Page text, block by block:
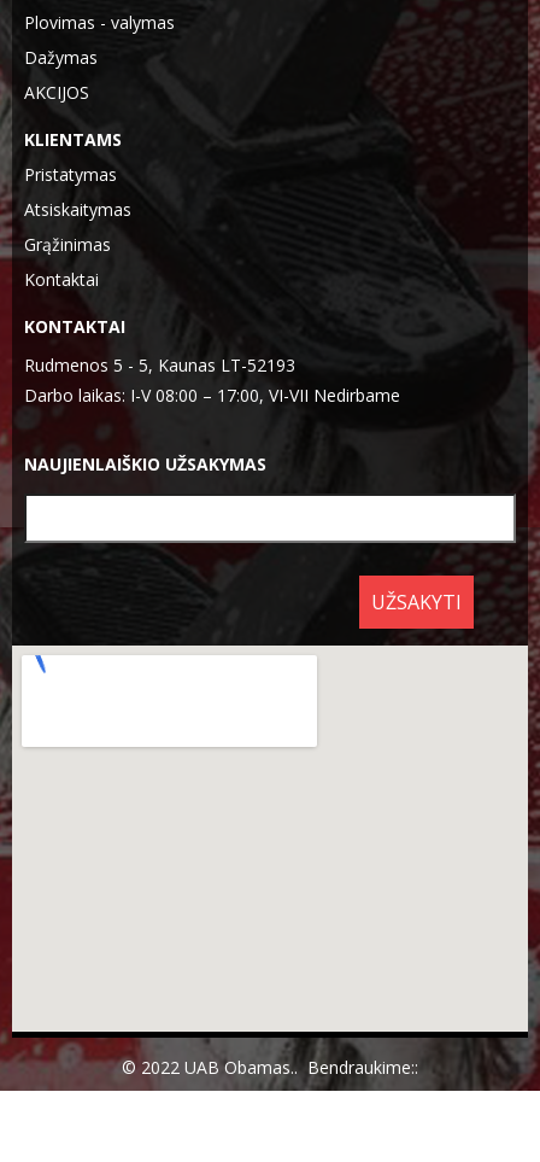
Plovimas - valymas
Dažymas
AKCIJOS
KLIENTAMS
Pristatymas
Atsiskaitymas
Grąžinimas
Kontaktai
KONTAKTAI
Rudmenos 5 - 5, Kaunas LT-52193
Darbo laikas: I-V 08:00 – 17:00, VI-VII Nedirbame
NAUJIENLAIŠKIO UŽSAKYMAS
UŽSAKYTI
© 2022 UAB Obamas.. Bendraukime::